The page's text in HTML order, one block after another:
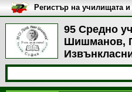
95 Средно
Шишманов,
Регистър на училищата и
университетите в